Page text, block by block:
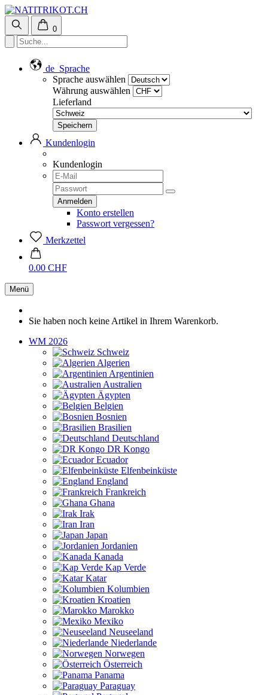
0
de Sprache
Sprache auswählen
Währung auswählen
Lieferland
Kundenlogin
Kundenlogin
Konto erstellen
Passwort vergessen?
Merkzettel
0.00 CHF
Menü
Sie haben noch keine Artikel in Ihrem Warenkorb.
WM 2026
Schweiz
Algerien
Argentinien
Australien
Ägypten
Belgien
Bosnien
Brasilien
Deutschland
DR Kongo
Ecuador
Elfenbeinküste
England
Frankreich
Ghana
Irak
Iran
Japan
Jordanien
Kanada
Kap Verde
Katar
Kolumbien
Kroatien
Marokko
Mexiko
Neuseeland
Niederlande
Norwegen
Österreich
Panama
Paraguay